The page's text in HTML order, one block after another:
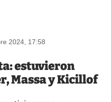
2024, 17:58
estuvieron
Massa y Kicillof